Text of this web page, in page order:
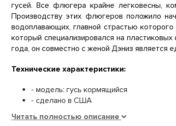
гусей. Все флюгера крайне легковесны,
Производству этих флюгеров положило
водоплавающих, главной страстью
который специализировался на
года, он совместно с женой Дэниз является
Технические характеристики:
- модель: гусь кормящийся
- сделано в США
Читать полностью описание